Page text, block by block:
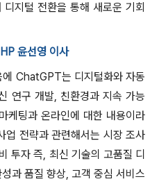
지털 전환을 통해 새로운 기회
윤선영 이사
ChatGPT는 디지털화와 자동
연구 개발, 친환경과 지속 가능
케팅과 온라인에 대한 내용이라
업 전략과 관련해서는 시장 조사
투자 즉, 최신 기술의 고품질 디
과 품질 향상, 고객 중심 서비스